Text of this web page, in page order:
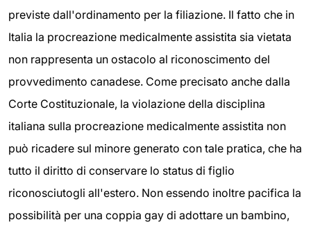
previste dall'ordinamento per la filiazione. Il fatto che in
Italia la procreazione medicalmente assistita sia vietata
non rappresenta un ostacolo al riconoscimento del
provvedimento canadese. Come precisato anche dalla
Corte Costituzionale, la violazione della disciplina
italiana sulla procreazione medicalmente assistita non
può ricadere sul minore generato con tale pratica, che ha
tutto il diritto di conservare lo status di figlio
riconosciutogli all'estero. Non essendo inoltre pacifica la
possibilità per una coppia gay di adottare un bambino,